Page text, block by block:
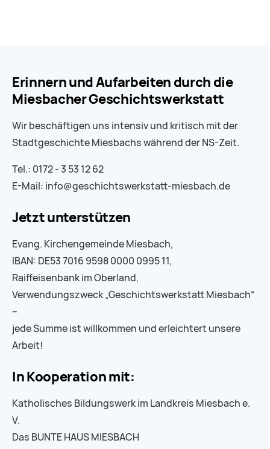
Erinnern und Aufarbeiten durch die
Miesbacher Geschichtswerkstatt
Wir beschäftigen uns intensiv und kritisch mit der
Stadtgeschichte Miesbachs während der NS-Zeit.
Tel.: 0172 - 3 53 12 62
E-Mail: info@geschichtswerkstatt-miesbach.de
Jetzt unterstützen
Evang. Kirchengemeinde Miesbach,
IBAN: DE53 7016 9598 0000 0995 11,
Raiffeisenbank im Oberland,
Verwendungszweck „Geschichtswerkstatt Miesbach“
–
jede Summe ist willkommen und erleichtert unsere
Arbeit!
In Kooperation mit:
Katholisches Bildungswerk im Landkreis Miesbach e.
V.
Das BUNTE HAUS MIESBACH